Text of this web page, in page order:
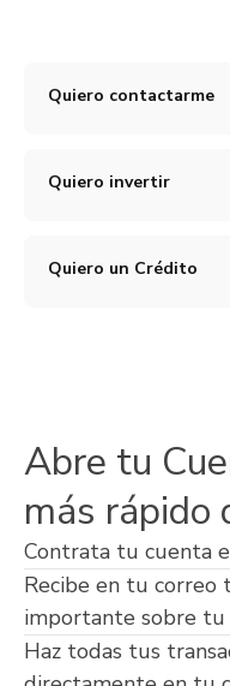
Quiero contactarme
Quiero invertir
Quiero un Crédito
Abre tu
más rápido
Contrata tu cuenta
Recibe en tu correo
importante sobre tu
Haz todas tus